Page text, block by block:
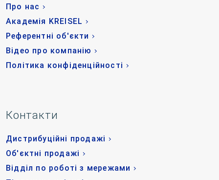
Про нас
Академія KREISEL
Референтні об'єкти
Відео про компанію
Політика конфіденційності
Контакти
Дистрибуційні продажі
Об'єктні продажі
Відділ по роботі з мережами